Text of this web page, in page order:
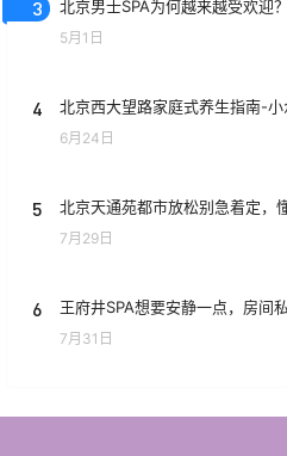
3 北京男士SPA为何越来越受欢迎
5月1日
4 北京西大望路家庭式养生指南-
6月24日
5 北京天通苑都市放松别急着定，
7月29日
6 王府井SPA想要安静一点，房间
7月31日